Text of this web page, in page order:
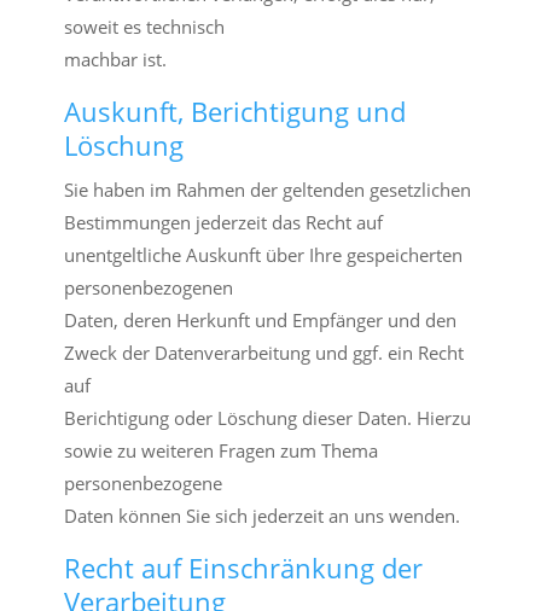
soweit es technisch
machbar ist.
Auskunft, Berichtigung und
Löschung
Sie haben im Rahmen der geltenden gesetzlichen
Bestimmungen jederzeit das Recht auf
unentgeltliche Auskunft über Ihre gespeicherten
personenbezogenen
Daten, deren Herkunft und Empfänger und den
Zweck der Datenverarbeitung und ggf. ein Recht
auf
Berichtigung oder Löschung dieser Daten. Hierzu
sowie zu weiteren Fragen zum Thema
personenbezogene
Daten können Sie sich jederzeit an uns wenden.
Recht auf Einschränkung der
Verarbeitung